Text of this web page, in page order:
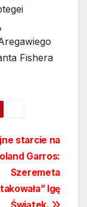
Fishera
starcie na
Garros:
Szeremeta
Igę